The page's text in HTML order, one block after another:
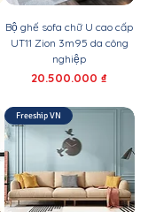
Bộ ghế sofa chữ U cao cấp
UT11 Zion 3m95 da công
nghiệp
Giá
20.500.000 ₫
Freeship VN